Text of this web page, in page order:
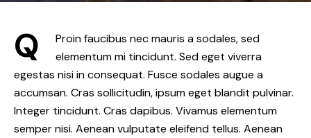
Q
Proin faucibus nec mauris a sodales, sed
elementum mi tincidunt. Sed eget viverra
egestas nisi in consequat. Fusce sodales augue a
accumsan. Cras sollicitudin, ipsum eget blandit pulvinar.
Integer tincidunt. Cras dapibus. Vivamus elementum
semper nisi. Aenean vulputate eleifend tellus. Aenean